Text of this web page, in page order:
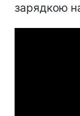
зарядкою